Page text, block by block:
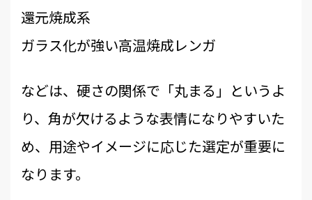
還元焼成系
ガラス化が強い高温焼成レンガ
などは、硬さの関係で「丸まる」というよ
り、角が欠けるような表情になりやすいた
め、用途やイメージに応じた選定が重要に
なります。